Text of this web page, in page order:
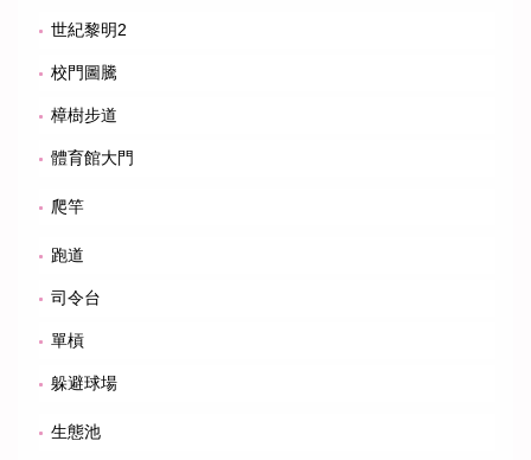
世紀黎明2
校門圖騰
樟樹步道
體育館大門
爬竿
跑道
司令台
單槓
躲避球場
生態池